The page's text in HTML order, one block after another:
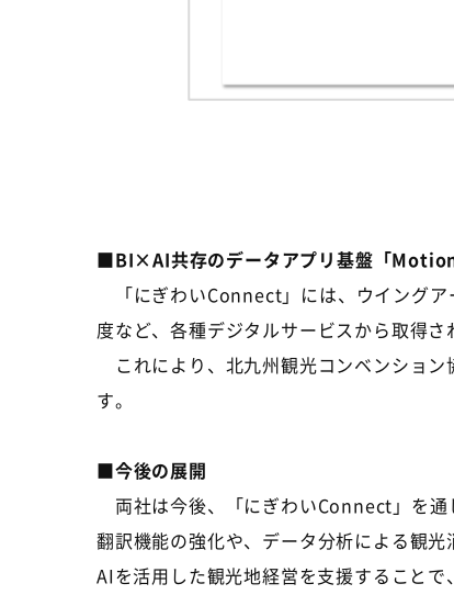
■BI×AI共存のデータアプリ基盤「
「にぎわいConnect」には、ウイング
度など、各種デジタルサービスから取得
これにより、北九州観光コンベンショ
す。
■今後の展開
両社は今後、「にぎわいConnect」を通
翻訳機能の強化や、データ分析による観
AIを活用した観光地経営を支援すること